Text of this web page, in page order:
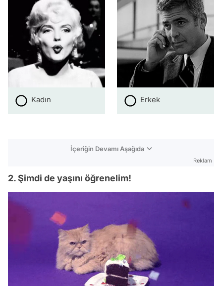
Kadın Erkek
İçeriğin Devamı Aşağıda
Reklam
2. Şimdi de yaşını öğrenelim!